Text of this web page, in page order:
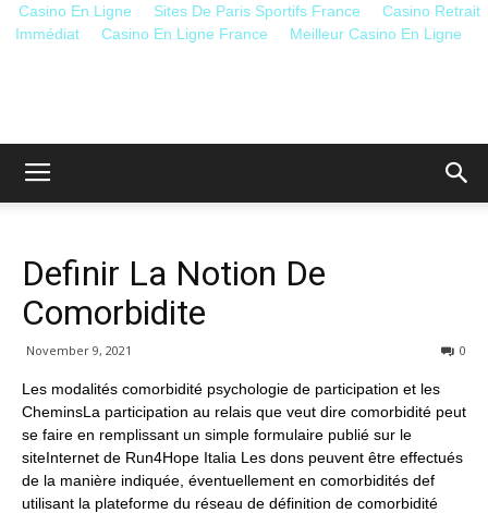
Casino En Ligne Sites De Paris Sportifs France
Casino Retrait
Immédiat
Casino En Ligne France Meilleur Casino En Ligne
Le
Santé,
Definir La Notion De
Comorbidite
November 9, 2021 0
Les modalités comorbidité psychologie de participation et les
CheminsLa participation au relais que veut dire comorbidité peut
se faire en remplissant un simple formulaire publié sur le
siteInternet de Run4Hope Italia Les dons peuvent être effectués
de la manière indiquée, éventuellement en comorbidités def
utilisant la plateforme du réseau de définition de comorbidité